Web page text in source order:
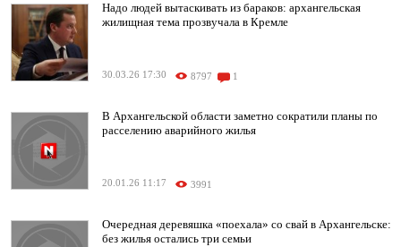
Надо людей вытаскивать из бараков: архангельская
жилищная тема прозвучала в Кремле
30.03.26 17:30 8797 1
В Архангельской области заметно сократили планы по
расселению аварийного жилья
20.01.26 11:17 3991
Очередная деревяшка «поехала» со свай в Архангельске:
без жилья остались три семьи